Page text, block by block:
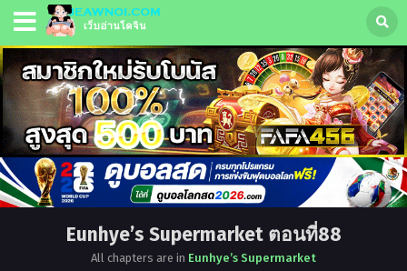
Eunhye’s Supermarket ตอนที่88
All chapters are in Eunhye’s Supermarket